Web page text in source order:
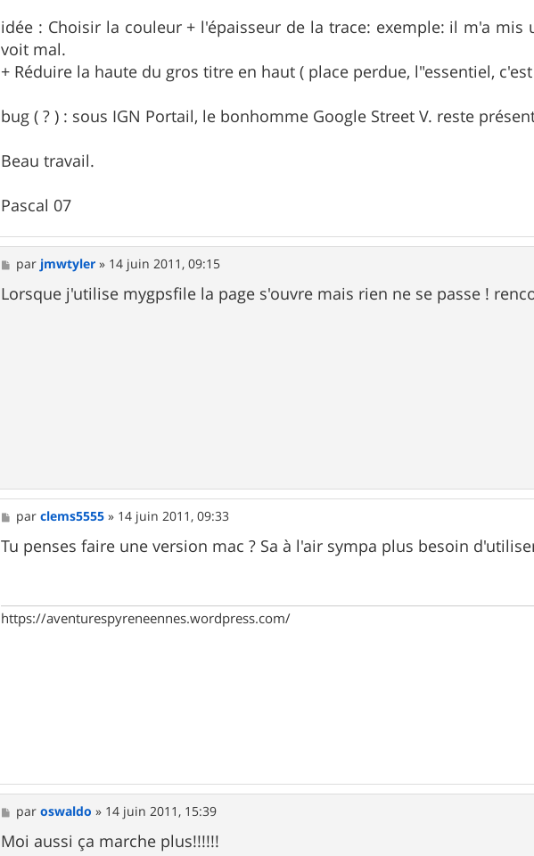
idée : Choisir la couleur + l'épaisseur de la trace: exemple: il m'a mis
voit mal.
+ Réduire la haute du gros titre en haut ( place perdue, l"essentiel,
bug ( ? ) : sous IGN Portail, le bonhomme Google Street V. reste
Beau travail.
Pascal 07
M
e
s
s
par jmwtyler » 14 juin 2011, 09:15
Lorsque j'utilise mygpsfile la page s'ouvre mais rien ne se passe !
M
e
s
s
parclems5555 » 14 juin 2011, 09:33
Tu penses faire une version mac ? Sa à l'air sympa plus besoin
https://aventurespyreneennes.wordpress.com/
M
e
s
s
paroswaldo » 14 juin 2011, 15:39
Moi aussi ça marche plus!!!!!!